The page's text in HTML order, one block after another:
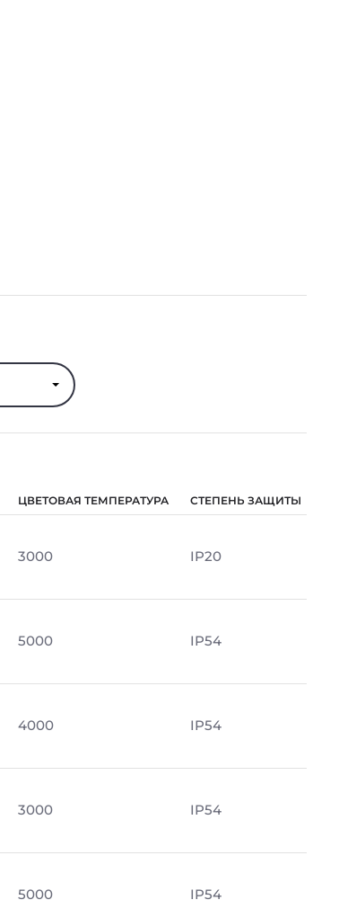
ЦВЕТОВАЯ ТЕМПЕРАТУРА СТЕПЕНЬ ЗАЩИТЫ
3000 IP20
5000 IP54
4000 IP54
3000 IP54
5000 IP54